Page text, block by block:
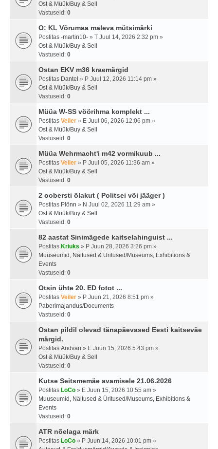
Ost & Müük/Buy & Sell
Vastuseid: 0
O: KL Võrumaa maleva mütsimärki
Postitas -martin10- » T Juul 14, 2026 2:32 pm »
Ost & Müük/Buy & Sell
Vastuseid: 0
Ostan EKV m36 kraemärgid
Postitas Dantel » P Juul 12, 2026 11:14 pm »
Ost & Müük/Buy & Sell
Vastuseid: 0
Müüa W-SS vöörihma komplekt ...
Postitas Veiler » E Juul 06, 2026 12:06 pm »
Ost & Müük/Buy & Sell
Vastuseid: 0
Müüa Wehrmacht'i m42 vormikuub ...
Postitas Veiler » P Juul 05, 2026 11:36 am »
Ost & Müük/Buy & Sell
Vastuseid: 0
2 oobersti õlakut ( Politsei või jääger )
Postitas Plönn » N Juul 02, 2026 11:29 am »
Ost & Müük/Buy & Sell
Vastuseid: 0
82 aastat Sinimägede kaitselahinguist ...
Postitas Kriuks » P Juun 28, 2026 3:26 pm »
Muuseumid, Näitused & Üritused/Museums, Exhibitions &
Events
Vastuseid: 0
Otsin ühte 20. ED fotot ...
Postitas Veiler » P Juun 21, 2026 8:51 pm »
Paberimajandus/Documents
Vastuseid: 0
Ostan pildil olevad tänapäevased Eesti kaitseväe
märgid.
Postitas Andvari » E Juun 15, 2026 5:43 pm »
Ost & Müük/Buy & Sell
Vastuseid: 0
Kutse Seitsmemäe avamisele 21.06.2026
Postitas LoCo » E Juun 15, 2026 10:55 am »
Muuseumid, Näitused & Üritused/Museums, Exhibitions &
Events
Vastuseid: 0
ATR nõelaga märk
Postitas LoCo » P Juun 14, 2026 10:01 pm »